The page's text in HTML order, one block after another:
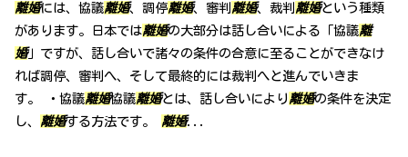
離婚には、協議離婚、調停離婚、審判 離婚、裁判 離婚という種類
があります。日本では離婚の大部分は話し合いによる「協議離
婚」ですが、話し合いで諸々の条件の合意に至ることができなけ
れば調停、審判へ、そして最終的には裁判へと進んでいきま
す。 ・協議離婚協議離婚とは、話し合いにより 離婚の条件を決定
し、 離婚する方法です。 離婚...